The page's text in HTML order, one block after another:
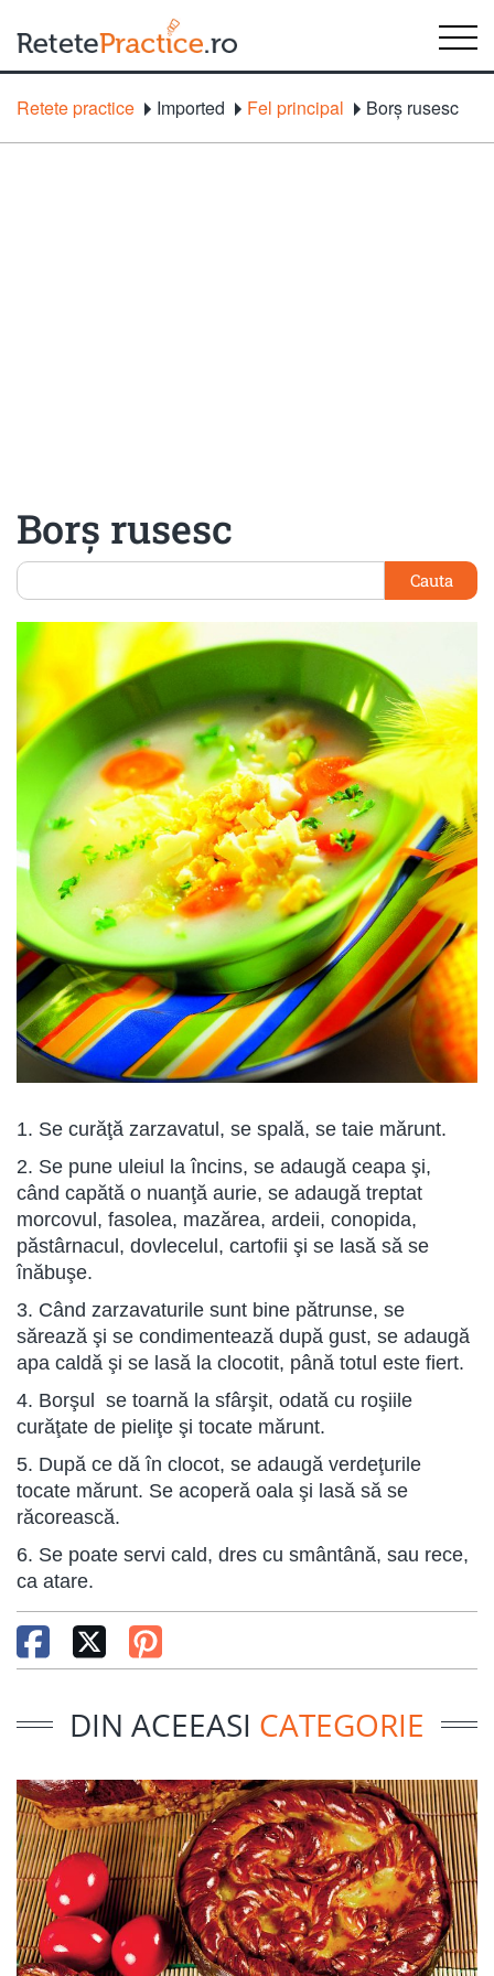
Retete practice Imported Fel principal Borş rusesc
Borş rusesc
Cauta
1. Se curăţă zarzavatul, se spală, se taie mărunt.
2. Se pune uleiul la încins, se adaugă ceapa şi,
când capătă o nuanţă aurie, se adaugă treptat
morcovul, fasolea, mazărea, ardeii, conopida,
păstârnacul, dovlecelul, cartofii şi se lasă să se
înăbuşe.
3. Când zarzavaturile sunt bine pătrunse, se
sărează şi se condimentează după gust, se adaugă
apa caldă şi se lasă la clocotit, până totul este fiert.
4. Borşul se toarnă la sfârşit, odată cu roşiile
curăţate de pieliţe şi tocate mărunt.
5. După ce dă în clocot, se adaugă verdeţurile
tocate mărunt. Se acoperă oala şi lasă să se
răcorească.
6. Se poate servi cald, dres cu smântână, sau rece,
ca atare.
DIN ACEEASI CATEGORIE